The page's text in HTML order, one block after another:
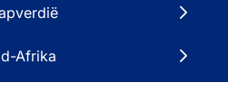
Afrika